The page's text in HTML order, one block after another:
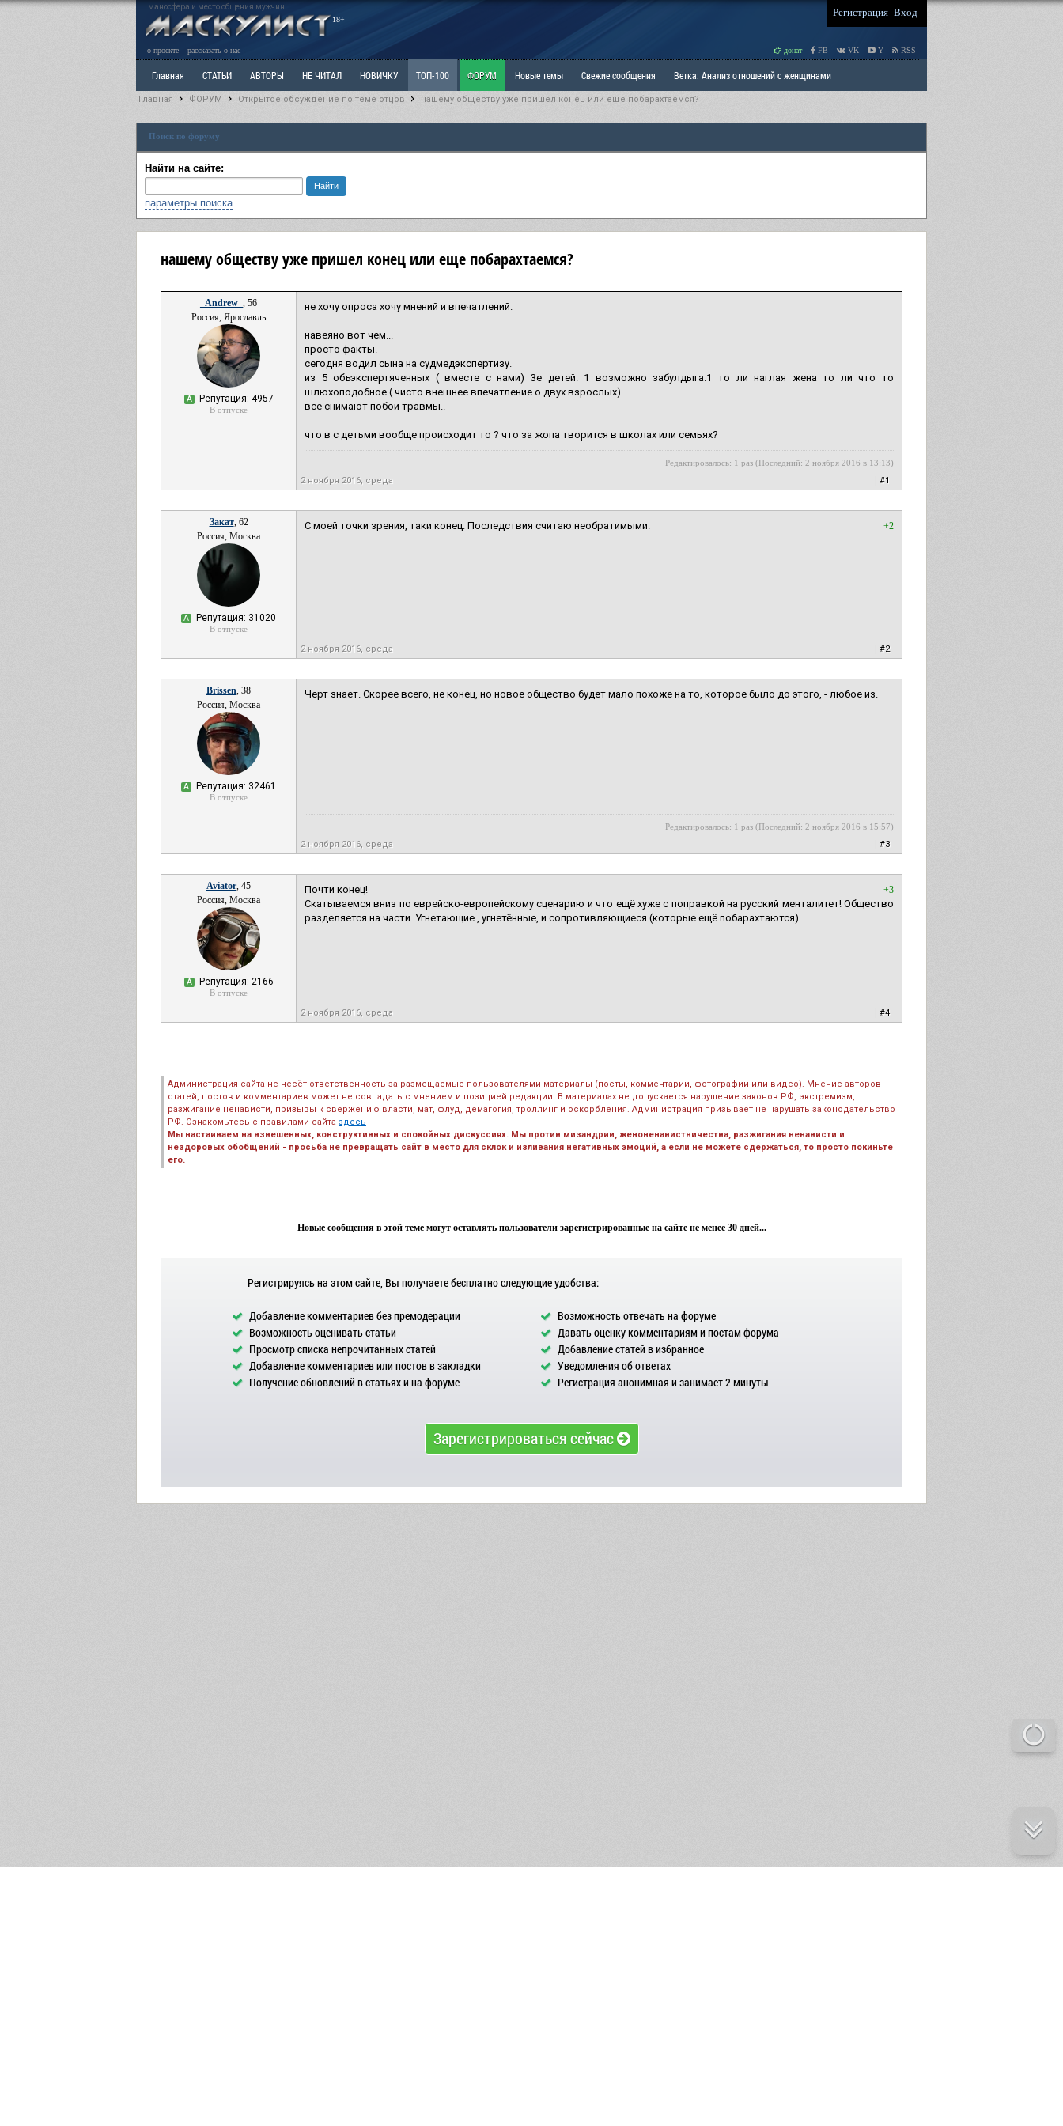
маносфера и место общения мужчин
18+
Регистрация Вход
о проекте рассказать о нас донат FB VK Y RSS
Главная СТАТЬИ АВТОРЫ НЕ ЧИТАЛ НОВИЧКУ ТОП-100 ФОРУМ Новые темы Свежие сообщения Ветка: Анализ отношений с женщинами
Ветка: Расстаюсь или Развожусь. САНЧАС Ветка: Наболевшее. Выскажись! РАЗДЕЛ: Мы и Женщины РАЗДЕЛ: Маскулизм, МД и права мужчин
РАЗДЕЛ: Разное
Главная ФОРУМ Открытое обсуждение по теме отцов нашему обществу уже пришел конец или еще побарахтаемся?
Поиск по форуму
Найти на сайте:
параметры поиска
нашему обществу уже пришел конец или еще побарахтаемся?
_Andrew_ , 56
Россия, Ярославль
А Репутация: 4957
В отпуске
не хочу опроса хочу мнений и впечатлений.
навеяно вот чем...
просто факты.
сегодня водил сына на судмедэкспертизу.
из 5 объэкспертяченных ( вместе с нами) 3е детей. 1 возможно забулдыга.1 то ли наглая жена то ли что то
шлюхоподобное ( чисто внешнее впечатление о двух взрослых)
все снимают побои травмы..
что в с детьми вообще происходит то ? что за жопа творится в школах или семьях?
Редактировалось: 1 раз (Последний: 2 ноября 2016 в 13:13)
2 ноября 2016, среда #1
Закат, 62
Россия, Москва
А Репутация: 31020
В отпуске
+2
С моей точки зрения, таки конец. Последствия считаю необратимыми.
2 ноября 2016, среда #2
Brissen, 38
Россия, Москва
А Репутация: 32461
В отпуске
Черт знает. Скорее всего, не конец, но новое общество будет мало похоже на то, которое было до этого, - любое из.
Редактировалось: 1 раз (Последний: 2 ноября 2016 в 15:57)
2 ноября 2016, среда #3
Aviator, 45
Россия, Москва
А Репутация: 2166
В отпуске
+3
Почти конец!
Скатываемся вниз по еврейско-европейскому сценарию и что ещё хуже с поправкой на русский менталитет! Общество
разделяется на части. Угнетающие , угнетённые, и сопротивляющиеся (которые ещё побарахтаются)
2 ноября 2016, среда #4
Администрация сайта не несёт ответственность за размещаемые пользователями материалы (посты, комментарии, фотографии или видео). Мнение авторов
статей, постов и комментариев может не совпадать с мнением и позицией редакции. В материалах не допускается нарушение законов РФ, экстремизм,
разжигание ненависти, призывы к свержению власти, мат, флуд, демагогия, троллинг и оскорбления. Администрация призывает не нарушать законодательство
РФ. Ознакомьтесь с правилами сайта здесь
Мы настаиваем на взвешенных, конструктивных и спокойных дискуссиях. Мы против мизандрии, женоненавистничества, разжигания ненависти и
нездоровых обобщений - просьба не превращать сайт в место для склок и изливания негативных эмоций, а если не можете сдержаться, то просто покиньте
его.
Новые сообщения в этой теме могут оставлять пользователи зарегистрированные на сайте не менее 30 дней...
Регистрируясь на этом сайте, Вы получаете бесплатно следующие удобства:
Добавление комментариев без премодерации
Возможность отвечать на форуме
Возможность оценивать статьи
Давать оценку комментариям и постам форума
Просмотр списка непрочитанных статей
Добавление статей в избранное
Добавление комментариев или постов в закладки
Уведомления об ответах
Получение обновлений в статьях и на форуме
Регистрация анонимная и занимает 2 минуты
Зарегистрироваться сейчас